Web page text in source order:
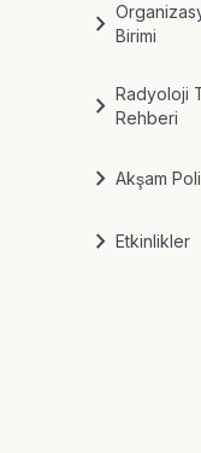
chevron_right Birimi
chevron_right Radyoloji
Rehberi
chevron_right Akşam
chevron_right Etkinlikler